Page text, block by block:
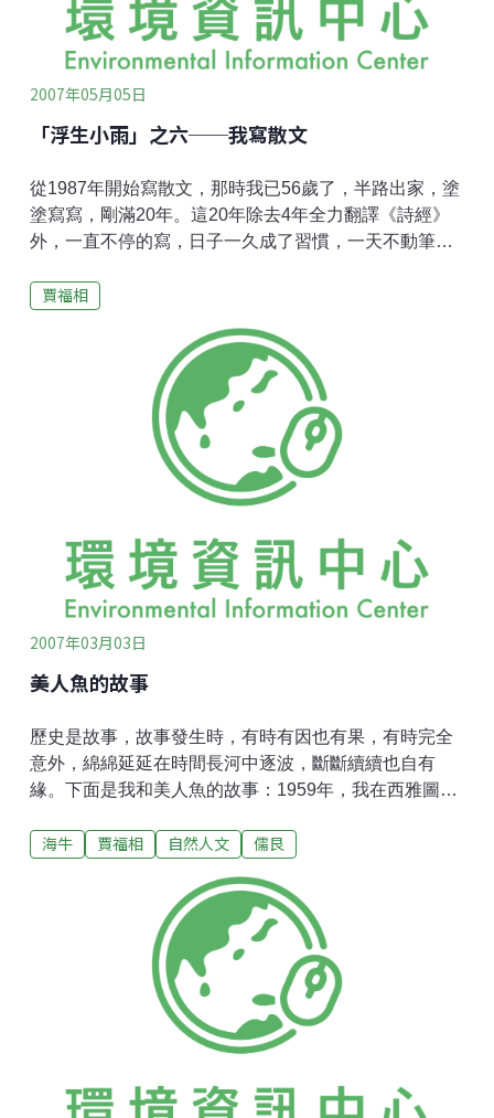
的20盆。瓷盆是十幾年前我們從香港帶來的，陶盆和鋅
盆是在島上買的。妻子是畫家，每一盆都是她的畫布，
每一幅畫都是創作。
2007年05月05日
「浮生小雨」之六──我寫散文
從1987年開始寫散文，那時我已56歲了，半路出家，塗
塗寫寫，剛滿20年。這20年除去4年全力翻譯《詩經》
外，一直不停的寫，日子一久成了習慣，一天不動筆，
（《獨飲也風流》，1993林白；《吹在風裡》，1994林
合文學；《生態之外》，2003太魯閣國家公園）未出書
的稿件經過5次搬家也零亂不知所終。最近交通大學圖書
館館長邀我捐手稿，我自然願意，也有點受寵若驚，但
要整理20年的稿件，是件大工程，發愁，愁白了頭。
賈福相
2007年03月03日
美人魚的故事
歷史是故事，故事發生時，有時有因也有果，有時完全
意外，綿綿延延在時間長河中逐波，斷斷續續也自有
緣。下面是我和美人魚的故事：1959年，我在西雅圖華
全是來自台灣的研究生，大部分有奬學金，有些是富家
是4:1，偶然中國學生聚會時我往往大唱高調，反對中國
城（China Town）式的小組織，也不贊成老是包餃子或
打麻將，也許是因為如此，我就被選為中國學生會會
長。會長是個小小頭銜，我有些自鳴得意。台灣駐西雅
圖的總領事請我到他家吃飯，並說要向我請教。總領事
是一個四四方方的人，溫文儒雅，舉止言談都很官氣。
他的妻子嬌小玲瓏，活潑多話。她是師大外文系畢業，
我是師大生物系畢業，我比她高了3級。晚餐是大滷麵，
她問我要不要吃蒜，她喜歡吃，因為她媽媽是山東人，
海牛 賈福相 自然人文 儒艮